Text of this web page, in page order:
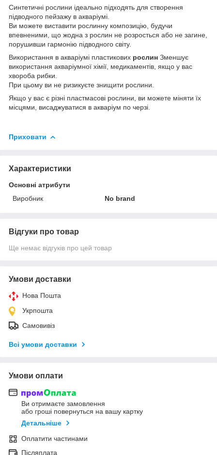
Синтетичні рослини ідеально підходять для створення
підводного пейзажу в акваріумі.
Ви можете виставити рослинну композицію, будучи
впевненими, що жодна з рослин не розросться або не загине,
порушивши гармонію підводного світу.
Використання в акваріумі пластикових рослин Зменшує
використання акваріумної хімії, медикаментів, якщо у вас
хвороба рибки.
При цьому ви не ризикуєте знищити рослини.
Якщо у вас є різні пластмасові рослини, ви можете міняти їх
місцями, висаджуватися в акваріум по черзі.
Приховати
Характеристики
Основні атрибути
Виробник
No brand
Відгуки про товар
Ще немає відгуків про цей товар
Умови доставки
Нова Пошта
Укрпошта
Самовивіз
Всі умови доставки
Умови оплати
Ви отримаєте замовлення
або гроші повернуться на вашу картку
Детальніше
Оплатити частинами
Післяплата